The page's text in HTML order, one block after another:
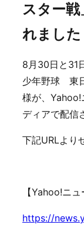
スター戦
れました
8月30日と31
少年野球 東
様が、
ディアで配信
下記URLより
【Yahoo!ニュ
https://